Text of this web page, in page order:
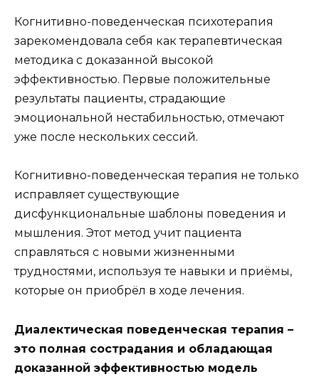
Когнитивно-поведенческая психотерапия
зарекомендовала себя как терапевтическая
методика с доказанной высокой
эффективностью. Первые положительные
результаты пациенты, страдающие
эмоциональной нестабильностью, отмечают
уже после нескольких сессий.
Когнитивно-поведенческая терапия не только
исправляет существующие
дисфункциональные шаблоны поведения и
мышления. Этот метод учит пациента
справляться с новыми жизненными
трудностями, используя те навыки и приёмы,
которые он приобрёл в ходе лечения.
Диалектическая поведенческая терапия –
это полная сострадания и обладающая
доказанной эффективностью модель